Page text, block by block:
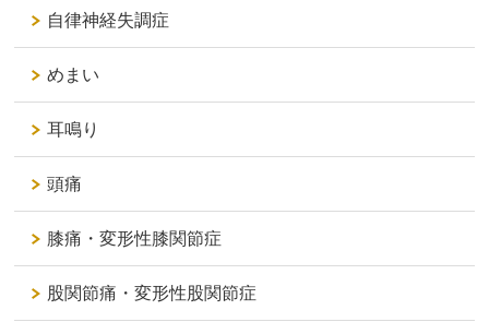
自律神経失調症
めまい
耳鳴り
頭痛
膝痛・変形性膝関節症
股関節痛・変形性股関節症